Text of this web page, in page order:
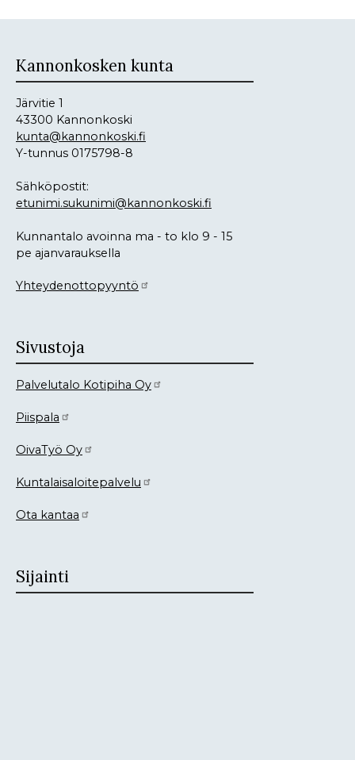
Kannonkosken kunta
Järvitie 1
43300 Kannonkoski
kunta@kannonkoski.fi
Y-tunnus 0175798-8
Sähköpostit:
etunimi.sukunimi@kannonkoski.fi
Kunnantalo avoinna ma - to klo 9 - 15
pe ajanvarauksella
Yhteydenottopyyntö
Sivustoja
Palvelutalo Kotipiha Oy
Piispala
OivaTyö Oy
Kuntalaisaloitepalvelu
Ota kantaa
Sijainti